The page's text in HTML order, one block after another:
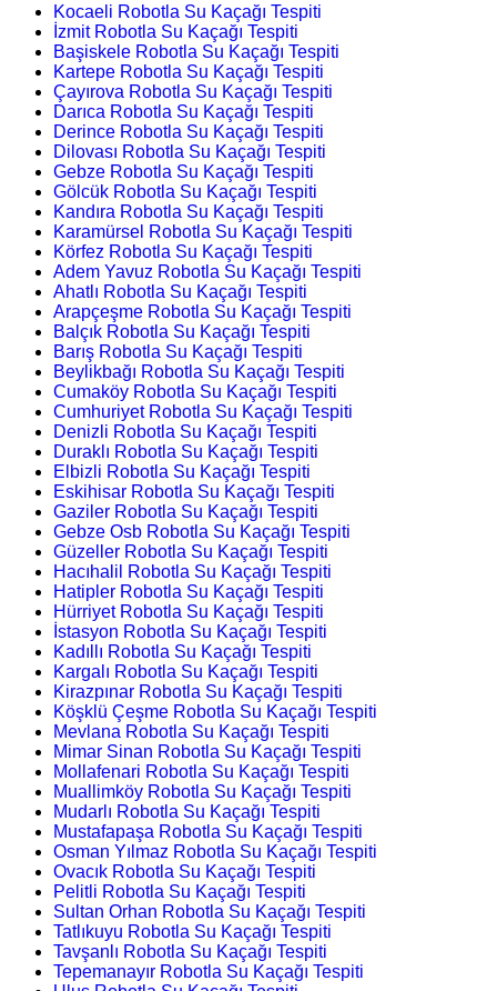
Kocaeli Robotla Su Kaçağı Tespiti
İzmit Robotla Su Kaçağı Tespiti
Başiskele Robotla Su Kaçağı Tespiti
Kartepe Robotla Su Kaçağı Tespiti
Çayırova Robotla Su Kaçağı Tespiti
Darıca Robotla Su Kaçağı Tespiti
Derince Robotla Su Kaçağı Tespiti
Dilovası Robotla Su Kaçağı Tespiti
Gebze Robotla Su Kaçağı Tespiti
Gölcük Robotla Su Kaçağı Tespiti
Kandıra Robotla Su Kaçağı Tespiti
Karamürsel Robotla Su Kaçağı Tespiti
Körfez Robotla Su Kaçağı Tespiti
Adem Yavuz Robotla Su Kaçağı Tespiti
Ahatlı Robotla Su Kaçağı Tespiti
Arapçeşme Robotla Su Kaçağı Tespiti
Balçık Robotla Su Kaçağı Tespiti
Barış Robotla Su Kaçağı Tespiti
Beylikbağı Robotla Su Kaçağı Tespiti
Cumaköy Robotla Su Kaçağı Tespiti
Cumhuriyet Robotla Su Kaçağı Tespiti
Denizli Robotla Su Kaçağı Tespiti
Duraklı Robotla Su Kaçağı Tespiti
Elbizli Robotla Su Kaçağı Tespiti
Eskihisar Robotla Su Kaçağı Tespiti
Gaziler Robotla Su Kaçağı Tespiti
Gebze Osb Robotla Su Kaçağı Tespiti
Güzeller Robotla Su Kaçağı Tespiti
Hacıhalil Robotla Su Kaçağı Tespiti
Hatipler Robotla Su Kaçağı Tespiti
Hürriyet Robotla Su Kaçağı Tespiti
İstasyon Robotla Su Kaçağı Tespiti
Kadıllı Robotla Su Kaçağı Tespiti
Kargalı Robotla Su Kaçağı Tespiti
Kirazpınar Robotla Su Kaçağı Tespiti
Köşklü Çeşme Robotla Su Kaçağı Tespiti
Mevlana Robotla Su Kaçağı Tespiti
Mimar Sinan Robotla Su Kaçağı Tespiti
Mollafenari Robotla Su Kaçağı Tespiti
Muallimköy Robotla Su Kaçağı Tespiti
Mudarlı Robotla Su Kaçağı Tespiti
Mustafapaşa Robotla Su Kaçağı Tespiti
Osman Yılmaz Robotla Su Kaçağı Tespiti
Ovacık Robotla Su Kaçağı Tespiti
Pelitli Robotla Su Kaçağı Tespiti
Sultan Orhan Robotla Su Kaçağı Tespiti
Tatlıkuyu Robotla Su Kaçağı Tespiti
Tavşanlı Robotla Su Kaçağı Tespiti
Tepemanayır Robotla Su Kaçağı Tespiti